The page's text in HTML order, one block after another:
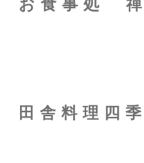
お食事処
田舎料理四